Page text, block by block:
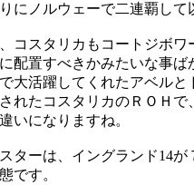
にノルウェーで二連覇して
コスタリカもコートジボワ
配置すべきかみたいな事
大活躍してくれたアベルと
れたコスタリカのＲＯＨで
いになりますね。
ターは、イングランド14が
です。